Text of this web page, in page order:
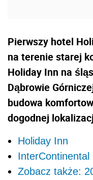
Pierwszy hotel
na terenie starej
Holiday Inn na
Dąbrowie
budowa
dogodnej
Holiday Inn
Zobacz także: